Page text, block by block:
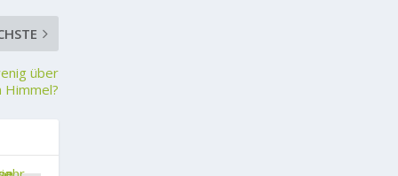
über
Himmel?